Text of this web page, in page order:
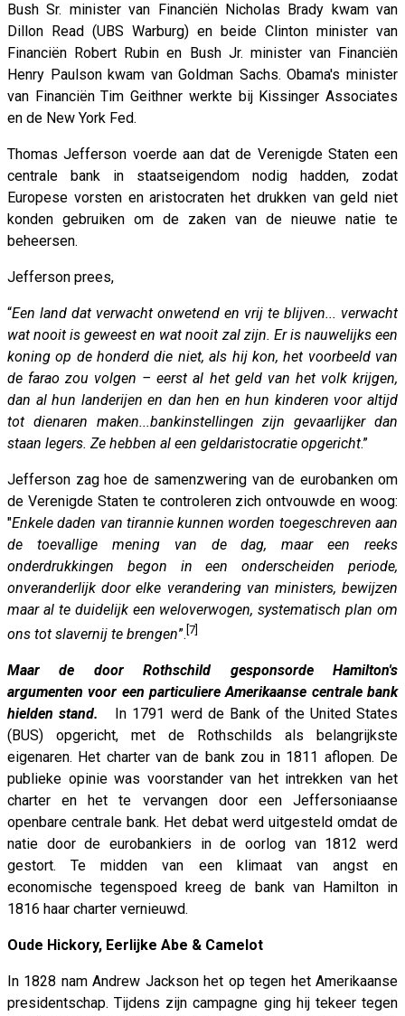
Bush Sr. minister van Financiën Nicholas Brady kwam van
Dillon Read (UBS Warburg) en beide Clinton minister van
Financiën Robert Rubin en Bush Jr. minister van Financiën
Henry Paulson kwam van Goldman Sachs. Obama's minister
van Financiën Tim Geithner werkte bij Kissinger Associates
en de New York Fed.
Thomas Jefferson voerde aan dat de Verenigde Staten een
centrale bank in staatseigendom nodig hadden, zodat
Europese vorsten en aristocraten het drukken van geld niet
konden gebruiken om de zaken van de nieuwe natie te
beheersen.
Jefferson prees,
“Een land dat verwacht onwetend en vrij te blijven... verwacht
wat nooit is geweest en wat nooit zal zijn. Er is nauwelijks een
koning op de honderd die niet, als hij kon, het voorbeeld van
de farao zou volgen – eerst al het geld van het volk krijgen,
dan al hun landerijen en dan hen en hun kinderen voor altijd
tot dienaren maken...bankinstellingen zijn gevaarlijker dan
staan legers. Ze hebben al een geldaristocratie opgericht.”
Jefferson zag hoe de samenzwering van de eurobanken om
de Verenigde Staten te controleren zich ontvouwde en woog:
"Enkele daden van tirannie kunnen worden toegeschreven aan
de toevallige mening van de dag, maar een reeks
onderdrukkingen begon in een onderscheiden periode,
onveranderlijk door elke verandering van ministers, bewijzen
maar al te duidelijk een weloverwogen, systematisch plan om
ons tot slavernij te brengen”. [7]
Maar de door Rothschild gesponsorde Hamilton's
argumenten voor een particuliere Amerikaanse centrale bank
hielden stand.
In 1791 werd de Bank of the United States
(BUS) opgericht, met de Rothschilds als belangrijkste
eigenaren. Het charter van de bank zou in 1811 aflopen. De
publieke opinie was voorstander van het intrekken van het
charter en het te vervangen door een Jeffersoniaanse
openbare centrale bank. Het debat werd uitgesteld omdat de
natie door de eurobankiers in de oorlog van 1812 werd
gestort. Te midden van een klimaat van angst en
economische tegenspoed kreeg de bank van Hamilton in
1816 haar charter vernieuwd.
Oude Hickory, Eerlijke Abe & Camelot
In 1828 nam Andrew Jackson het op tegen het Amerikaanse
presidentschap. Tijdens zijn campagne ging hij tekeer tegen